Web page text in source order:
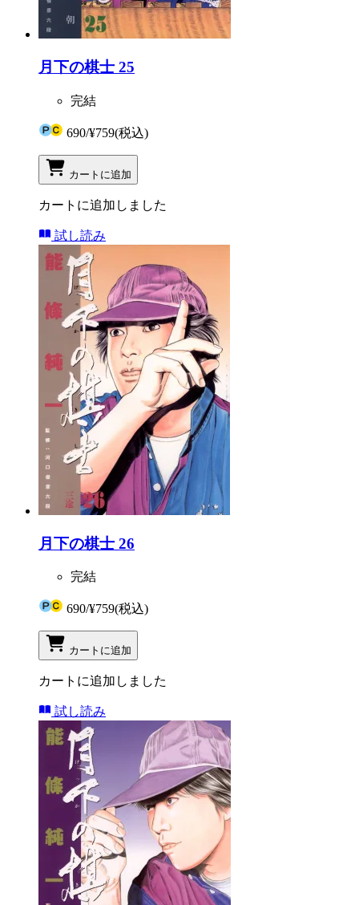
月下の棋士 25
完結
690/¥759(税込)
カートに追加
カートに追加しました
試し読み
月下の棋士 26
完結
690/¥759(税込)
カートに追加
カートに追加しました
試し読み